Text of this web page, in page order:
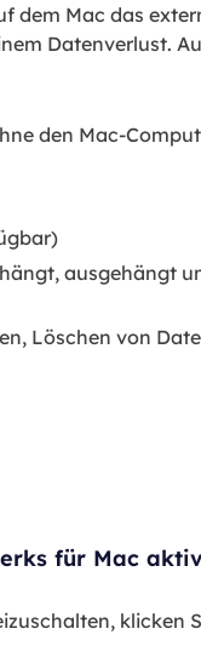
dem Mac das
Datenverlust.
den Mac-
ausgehängt
Löschen von
für Mac
klicken